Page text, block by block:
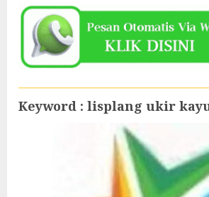
Keyword : lisplang ukir